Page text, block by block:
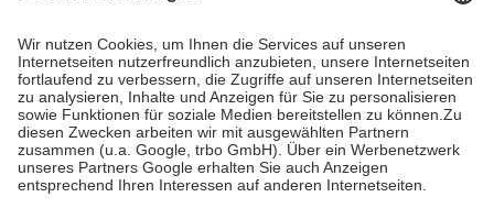
höchstens zehn Euro.
Es sind jedoch nie mehr als die tatsächlichen
Kosten der Leistung zu entrichten.
Diese Regeln gelten grundsätzlich auch für Online-Apotheken.
Bei Heilmitteln und häuslicher Krankenpflege beträgt die
Zuzahlung zehn Prozent der Kosten sowie zehn Euro je
Verordnung.
Um das Engagement der Versicherten für ihre eigene Gesundheit zu
stärken und die besondere Stellung der Familie zu unterstützen,